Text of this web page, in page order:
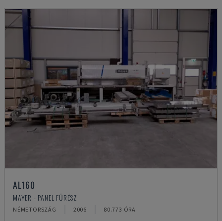
AL160
MAYER - PANEL FŰRÉSZ
NÉMETORSZÁG 2006 80.773 ÓRA